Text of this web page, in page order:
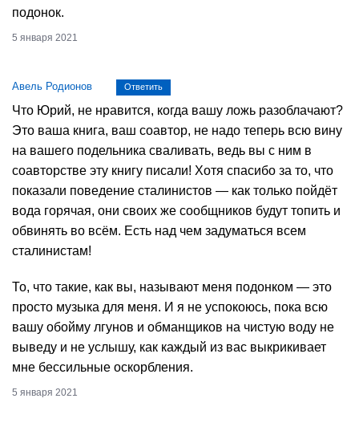
подонок.
5 января 2021
Авель Родионов Ответить
Что Юрий, не нравится, когда вашу ложь разоблачают?
Это ваша книга, ваш соавтор, не надо теперь всю вину
на вашего подельника сваливать, ведь вы с ним в
соавторстве эту книгу писали! Хотя спасибо за то, что
показали поведение сталинистов — как только пойдёт
вода горячая, они своих же сообщников будут топить и
обвинять во всём. Есть над чем задуматься всем
сталинистам!
То, что такие, как вы, называют меня подонком — это
просто музыка для меня. И я не успокоюсь, пока всю
вашу обойму лгунов и обманщиков на чистую воду не
выведу и не услышу, как каждый из вас выкрикивает
мне бессильные оскорбления.
5 января 2021